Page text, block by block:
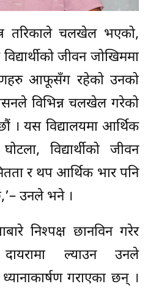
तरिकाले चलखेल भएको,
जीवन जोखिममा
आफूसँग रहेको उनको
विभिन्न चलखेल गरेको
। यस विद्यालयमा आर्थिक
विद्यार्थीको जीवन
र थप आर्थिक भार पनि
उनले भने ।
निश्पक्ष छानविन गरेर
ल्याउन उनले
गराएका छन् ।